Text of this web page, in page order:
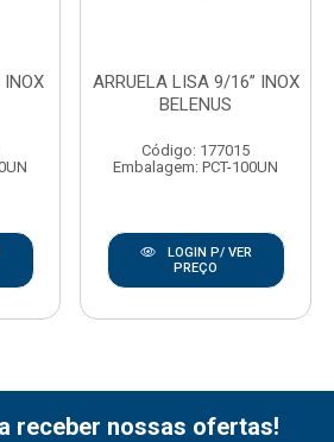
ARRUELA LISA 9/16” INOX
BELENUS
Código: 177015
Embalagem: PCT-100UN
LOGIN P/ VER
PREÇO
receber nossas ofertas!